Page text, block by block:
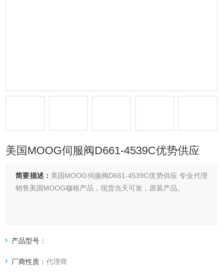
美国MOOG伺服阀D661-4539C优势供应
简要描述： 美国MOOG伺服阀D661-4539C优势供应 专业代理
销售美国MOOG穆格产品，现货当天可发，原装产品。
产品型号：
厂商性质：代理商